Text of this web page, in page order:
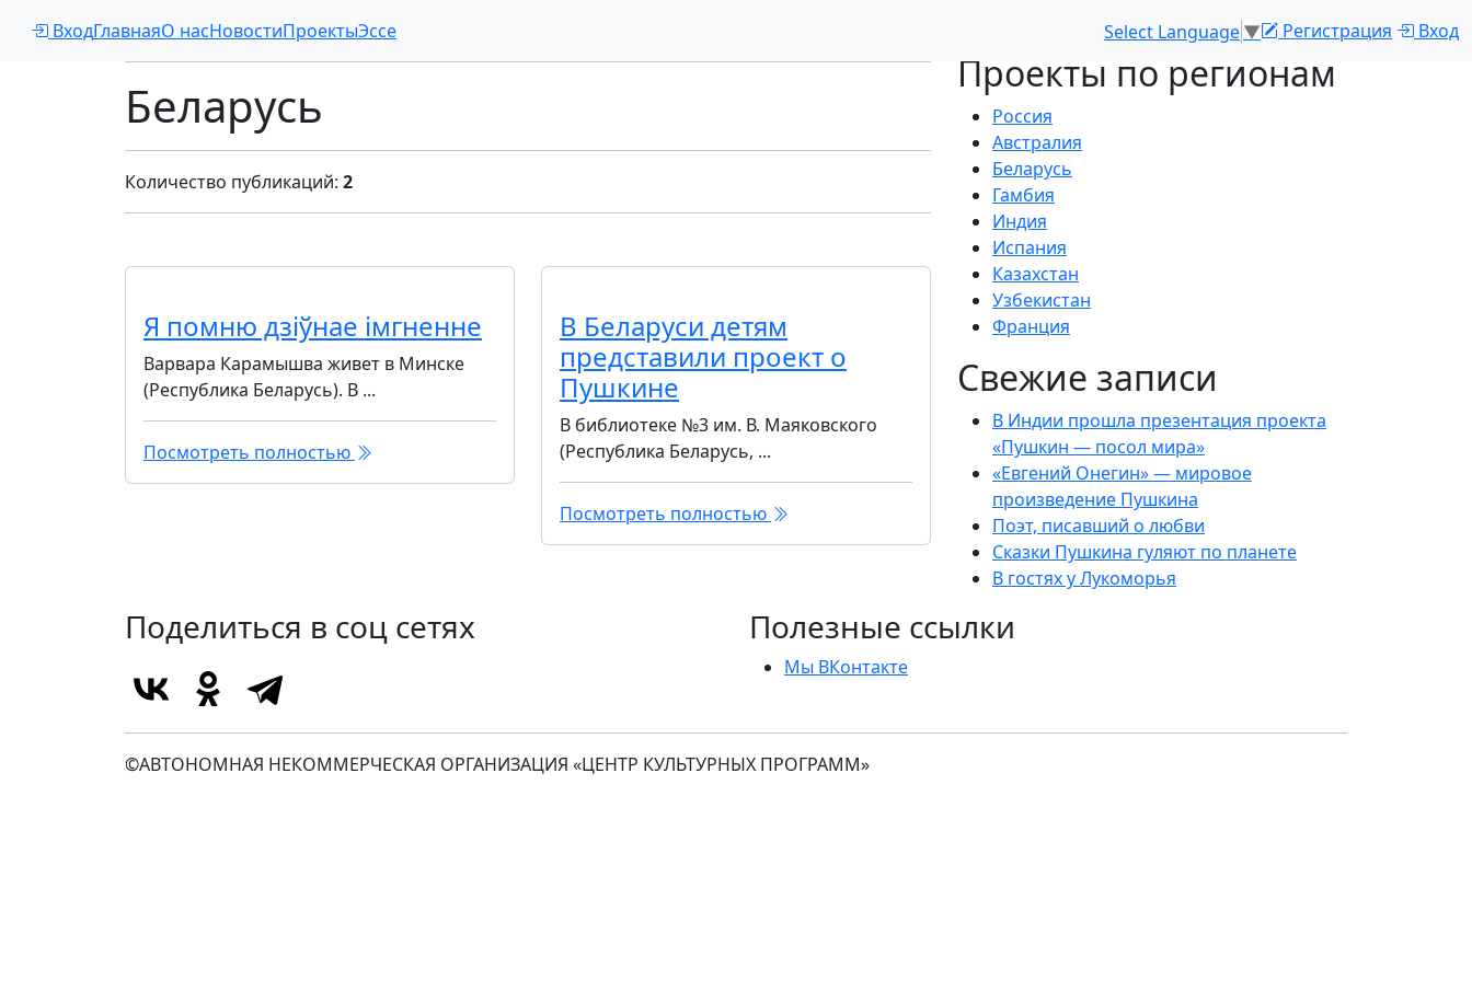
ВходГлавнаяО насНовостиПроектыЭссе Select Language▼ Регистрация Вход
Главная страница»Проекты»Беларусь
Беларусь
Количество публикаций: 2
Я помню дзіўнае імгненне
Варвара Карамышва живет в Минске
(Республика Беларусь). В ...
Посмотреть полностью
В Беларуси детям
представили проект о
Пушкине
В библиотеке №3 им. В. Маяковского
(Республика Беларусь, ...
Посмотреть полностью
Проекты по регионам
Россия
Австралия
Беларусь
Гамбия
Индия
Испания
Казахстан
Узбекистан
Франция
Свежие записи
В Индии прошла презентация проекта
«Пушкин — посол мира»
«Евгений Онегин» — мировое
произведение Пушкина
Поэт, писавший о любви
Сказки Пушкина гуляют по планете
В гостях у Лукоморья
Поделиться в соц сетях Полезные ссылки
Мы ВКонтакте
©АВТОНОМНАЯ НЕКОММЕРЧЕСКАЯ ОРГАНИЗАЦИЯ «ЦЕНТР КУЛЬТУРНЫХ ПРОГРАММ»